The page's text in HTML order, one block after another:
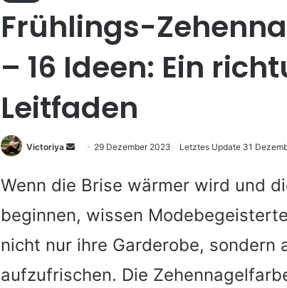
Frühlings-
– 16 Ideen: Ein
Leitfaden
Victoriya
Sende
eine
Mail
29 Dezember 2023 Letztes Update 31
Wenn die Brise wärmer wird und
beginnen, wissen
nicht nur ihre Garderobe, sondern
aufzufrischen. Die